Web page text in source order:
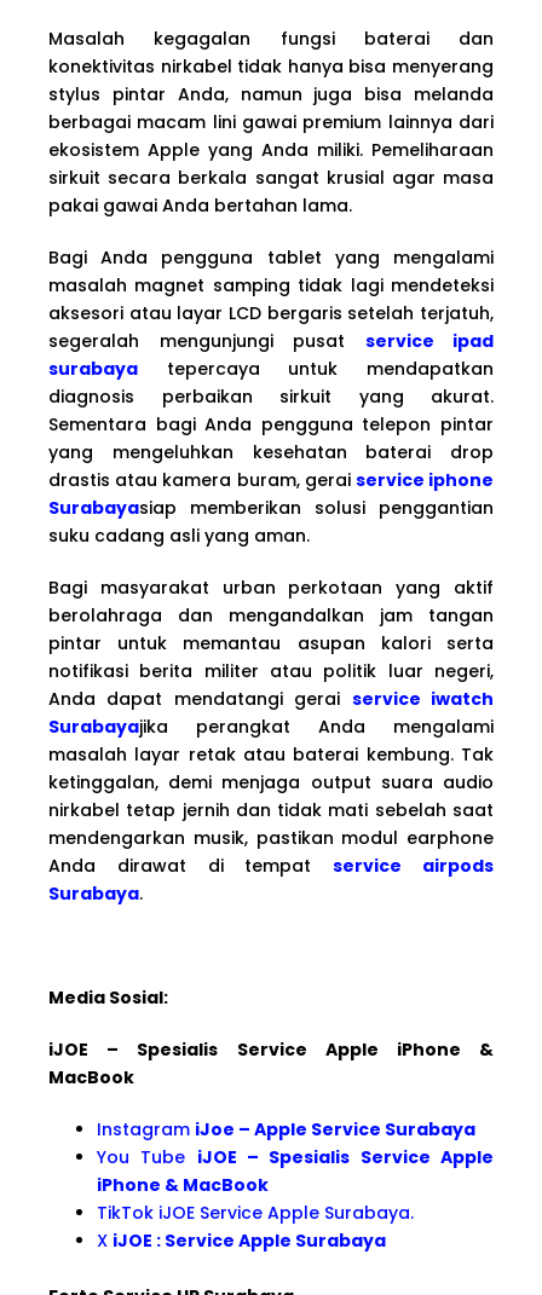
Masalah kegagalan fungsi baterai dan
konektivitas nirkabel tidak hanya bisa menyerang
stylus pintar Anda, namun juga bisa melanda
berbagai macam lini gawai premium lainnya dari
ekosistem Apple yang Anda miliki. Pemeliharaan
sirkuit secara berkala sangat krusial agar masa
pakai gawai Anda bertahan lama.
Bagi Anda pengguna tablet yang mengalami
masalah magnet samping tidak lagi mendeteksi
aksesori atau layar LCD bergaris setelah terjatuh,
segeralah mengunjungi pusat service ipad
surabaya tepercaya untuk mendapatkan
diagnosis perbaikan sirkuit yang akurat.
Sementara bagi Anda pengguna telepon pintar
yang mengeluhkan kesehatan baterai drop
drastis atau kamera buram, gerai service iphone
Surabayasiap memberikan solusi penggantian
suku cadang asli yang aman.
Bagi masyarakat urban perkotaan yang aktif
berolahraga dan mengandalkan jam tangan
pintar untuk memantau asupan kalori serta
notifikasi berita militer atau politik luar negeri,
Anda dapat mendatangi gerai service iwatch
Surabayajika perangkat Anda mengalami
masalah layar retak atau baterai kembung. Tak
ketinggalan, demi menjaga output suara audio
nirkabel tetap jernih dan tidak mati sebelah saat
mendengarkan musik, pastikan modul earphone
Anda dirawat di tempatservice airpods
Surabaya.
Media Sosial:
iJOE – Spesialis Service Apple iPhone &
MacBook
Instagram iJoe – Apple Service Surabaya
You Tube iJOE – Spesialis Service Apple
iPhone & MacBook
TikTok iJOE Service Apple Surabaya.
X iJOE : Service Apple Surabaya